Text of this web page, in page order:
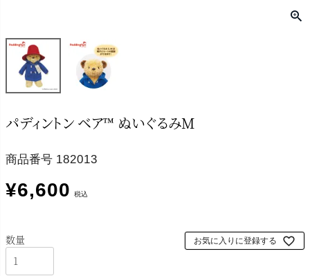
パディントン ベア™ ぬいぐるみM
商品番号 182013
¥6,600 税込
お気に入りに登録する